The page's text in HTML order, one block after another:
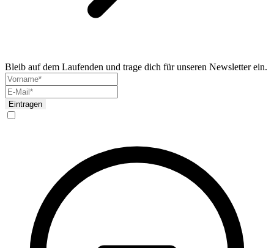
Bleib auf dem Laufenden und trage dich für unseren Newsletter ein.